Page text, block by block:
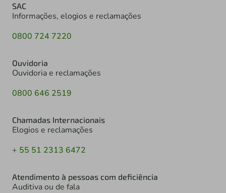
SAC
Informações, elogios e reclamações
0800 724 7220
Ouvidoria
Ouvidoria e reclamações
0800 646 2519
Chamadas Internacionais
Elogios e reclamações
+ 55 51 2313 6472
Atendimento à pessoas com deficiência
Auditiva ou de fala